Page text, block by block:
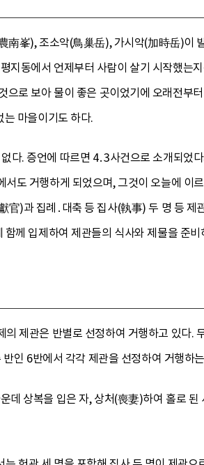
南峯), 조소악(鳥巢岳), 가시악(加時岳)이
지동에서 언제부터 사람이 살기 시작했는
으로 보아 물이 좋은 곳이었기에 오래전부
마을이기도 하다.
다. 증언에 따르면 4․3사건으로 소개되었
도 거행하게 되었으며, 그것이 오늘에 이
)과 집례․대축 등 집사(執事) 두 명 등 제
께 입제하여 제관들의 식사와 제물을 준
제관은 반별로 선정하여 거행하고 있다.
인 6반에서 각각 제관을 선정하여 거행하
데 상복을 입은 자, 상처(喪妻)하여 홀로